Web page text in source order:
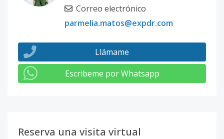
Correo electrónico
parmelia.matos@expdr.com
Llámame
Escribeme por Whatsapp
Reserva una visita virtual